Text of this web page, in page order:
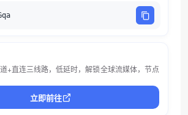
+直连三线路，低延时，解锁全球流媒体，节点
立即前往